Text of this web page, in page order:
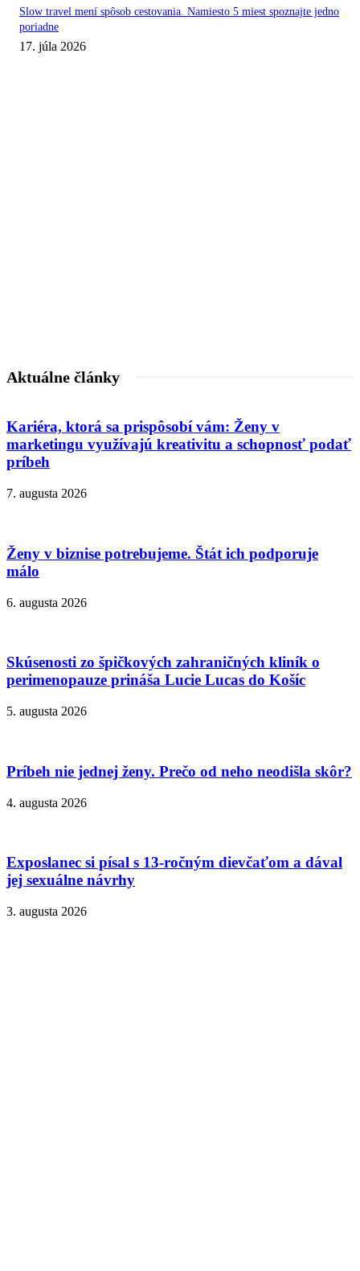
Slow travel mení spôsob cestovania. Namiesto 5 miest spoznajte jedno
poriadne
17. júla 2026
Aktuálne články
Kariéra, ktorá sa prispôsobí vám: Ženy v
marketingu využívajú kreativitu a schopnosť podať
príbeh
7. augusta 2026
Ženy v biznise potrebujeme. Štát ich podporuje
málo
6. augusta 2026
Skúsenosti zo špičkových zahraničných kliník o
perimenopauze prináša Lucie Lucas do Košíc
5. augusta 2026
Príbeh nie jednej ženy. Prečo od neho neodišla skôr?
4. augusta 2026
Exposlanec si písal s 13-ročným dievčaťom a dával
jej sexuálne návrhy
3. augusta 2026